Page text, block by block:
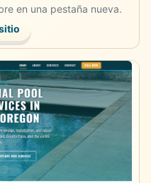
en una pestaña nueva.
una pestaña nueva.